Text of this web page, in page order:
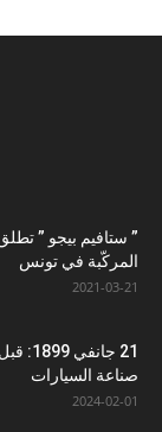
المركّبة في تونس
2021-03-21
صناعة السيارات
2024-02-01